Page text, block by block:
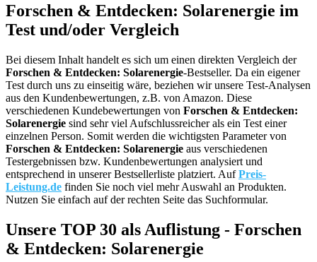
Forschen & Entdecken: Solarenergie im
Test und/oder Vergleich
Bei diesem Inhalt handelt es sich um einen direkten Vergleich der
Forschen & Entdecken: Solarenergie-Bestseller. Da ein eigener
Test durch uns zu einseitig wäre, beziehen wir unsere Test-Analysen
aus den Kundenbewertungen, z.B. von Amazon. Diese
verschiedenen Kundebewertungen von Forschen & Entdecken:
Solarenergie sind sehr viel Aufschlussreicher als ein Test einer
einzelnen Person. Somit werden die wichtigsten Parameter von
Forschen & Entdecken: Solarenergie aus verschiedenen
Testergebnissen bzw. Kundenbewertungen analysiert und
entsprechend in unserer Bestsellerliste platziert. AufPreis-
Leistung.de finden Sie noch viel mehr Auswahl an Produkten.
Nutzen Sie einfach auf der rechten Seite das Suchformular.
Unsere TOP 30 als Auflistung - Forschen
& Entdecken: Solarenergie